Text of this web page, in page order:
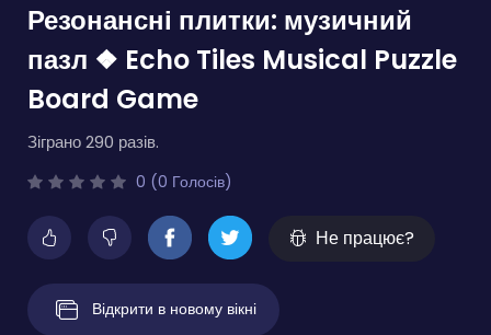
Резонансні плитки: музичний
пазл ❖ Echo Tiles Musical Puzzle
Board Game
Зіграно 290 разів.
0 (0 Голосів)
Не працює?
Відкрити в новому вікні